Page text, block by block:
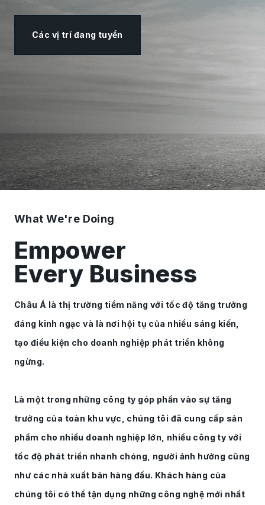
Các vị trí đang tuyển
What We're Doing
Empower
Every Business
Châu Á là thị trường tiềm năng với tốc độ tăng trưởng
đáng kinh ngạc và là nơi hội tụ của nhiều sáng kiến,
tạo điều kiện cho doanh nghiệp phát triển không
ngừng.
Là một trong những công ty góp phần vào sự tăng
trưởng của toàn khu vực, chúng tôi đã cung cấp sản
phẩm cho nhiều doanh nghiệp lớn, nhiều công ty với
tốc độ phát triển nhanh chóng, người ảnh hưởng cũng
như các nhà xuất bản hàng đầu. Khách hàng của
chúng tôi có thể tận dụng những công nghệ mới nhất